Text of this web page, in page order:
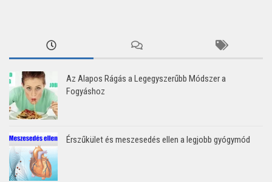
Az Alapos Rágás a Legegyszerűbb Módszer a
Fogyáshoz
Érszűkület és meszesedés ellen a legjobb gyógymód